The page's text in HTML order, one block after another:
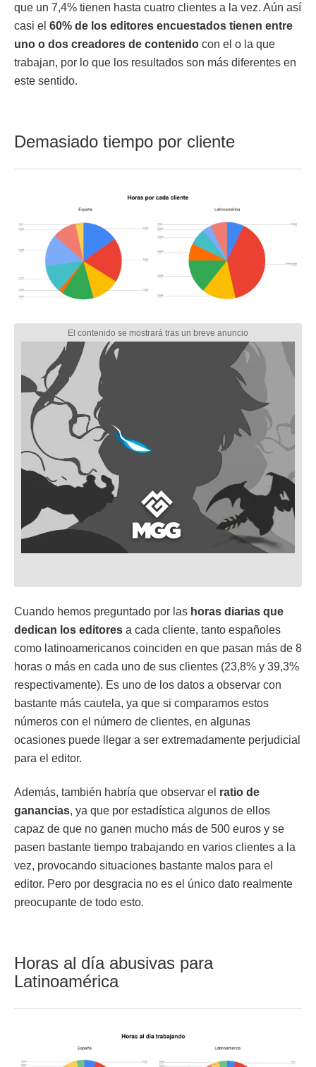
que un 7,4% tienen hasta cuatro clientes a la vez. Aún así
casi el 60% de los editores encuestados tienen entre
uno o dos creadores de contenido con el o la que
trabajan, por lo que los resultados son más diferentes en
este sentido.
Demasiado tiempo por cliente
Cuando hemos preguntado por las horas diarias que
dedican los editores a cada cliente, tanto españoles
como latinoamericanos coinciden en que pasan más de 8
horas o más en cada uno de sus clientes (23,8% y 39,3%
respectivamente). Es uno de los datos a observar con
bastante más cautela, ya que si comparamos estos
números con el número de clientes, en algunas
ocasiones puede llegar a ser extremadamente perjudicial
para el editor.
Además, también habría que observar el ratio de
ganancias, ya que por estadística algunos de ellos
capaz de que no ganen mucho más de 500 euros y se
pasen bastante tiempo trabajando en varios clientes a la
vez, provocando situaciones bastante malos para el
editor. Pero por desgracia no es el único dato realmente
preocupante de todo esto.
Horas al día abusivas para
Latinoamérica